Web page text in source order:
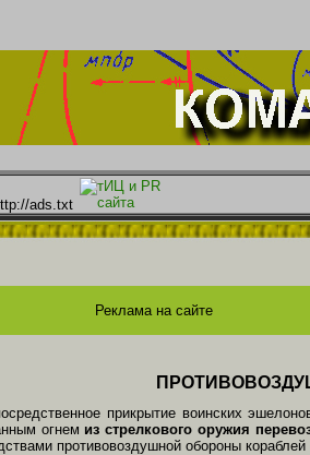
ads.txt
Реклама на сайте
прикрытие воинских
огнем из стрелкового оружия
противовоздушной обороны ко­раблей